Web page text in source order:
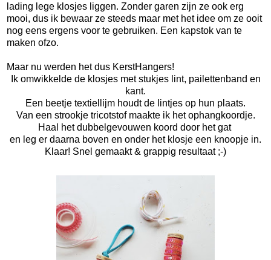
lading lege klosjes liggen. Zonder garen zijn ze ook erg
mooi, dus ik bewaar ze steeds maar met het idee om ze ooit
nog eens ergens voor te gebruiken. Een kapstok van te
maken ofzo.
Maar nu werden het dus KerstHangers!
Ik omwikkelde de klosjes met stukjes lint, pailettenband en
kant.
Een beetje textiellijm houdt de lintjes op hun plaats.
Van een strookje tricotstof maakte ik het ophangkoordje.
Haal het dubbelgevouwen koord door het gat
en leg er daarna boven en onder het klosje een knoopje in.
Klaar! Snel gemaakt & grappig resultaat ;-)